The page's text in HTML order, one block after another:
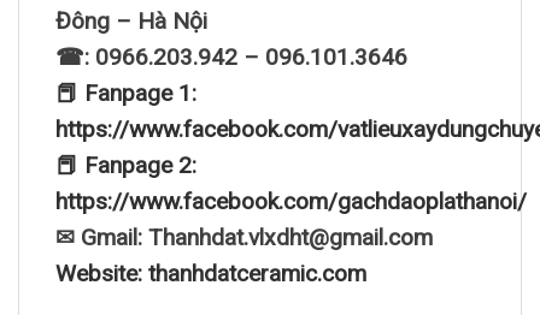
Đông – Hà Nội
☎: 0966.203.942 – 096.101.3646
📕 Fanpage 1:
https://www.facebook.com/
📕 Fanpage 2:
https://www.facebook.com/gachdaoplathanoi/
✉ Gmail: Thanhdat.vlxdht@gmail.com
Website: thanhdatceramic.com